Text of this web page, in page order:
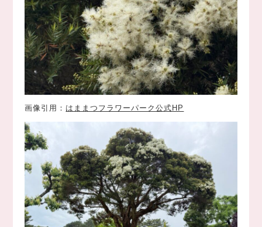
画像引用： はままつフラワーパーク公式HP